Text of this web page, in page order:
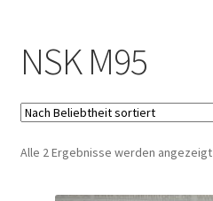
Mein Konto / Login
Kontakt
Reparaturservice
NSK M95
Alle 2 Ergebnisse werden angezeigt